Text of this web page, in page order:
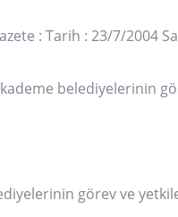
: Tarih : 23/7/2004
belediyelerinin
görev ve